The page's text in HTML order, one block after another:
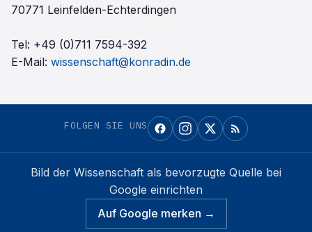
70771 Leinfelden-Echterdingen
Tel: +49 (0)711 7594-392
E-Mail: wissenschaft@konradin.de
FOLGEN SIE UNS
Bild der Wissenschaft als bevorzugte Quelle bei
Google einrichten
Auf Google merken →